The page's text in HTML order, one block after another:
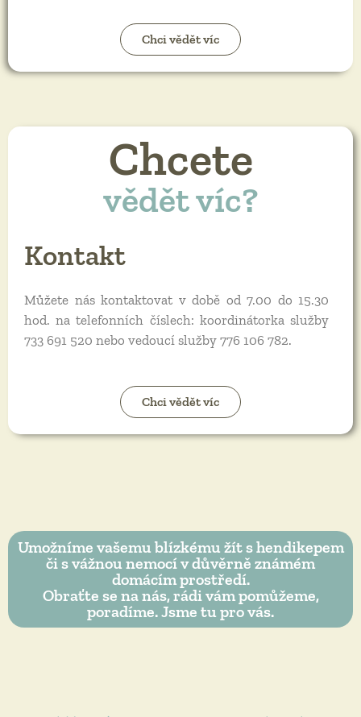
Chci vědět víc
Chcete
vědět víc?
Kontakt
Můžete nás kontaktovat v době od 7.00 do 15.30
hod. na telefonních číslech: koordinátorka služby
733 691 520 nebo vedoucí služby 776 106 782.
Chci vědět víc
Umožníme vašemu blízkému žít s hendikepem
či s vážnou nemocí v důvěrně známém
domácím prostředí.
Obraťte se na nás, rádi vám pomůžeme,
poradíme. Jsme tu pro vás.